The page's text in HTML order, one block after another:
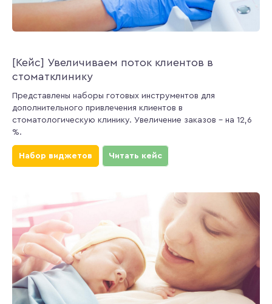
[Кейс] Увеличиваем поток клиентов в
стоматклинику
Представлены наборы готовых инструментов для
дополнительного привлечения клиентов в
стоматологическую клинику. Увеличение заказов – на 12,6
%.
Набор виджетов Читать кейс